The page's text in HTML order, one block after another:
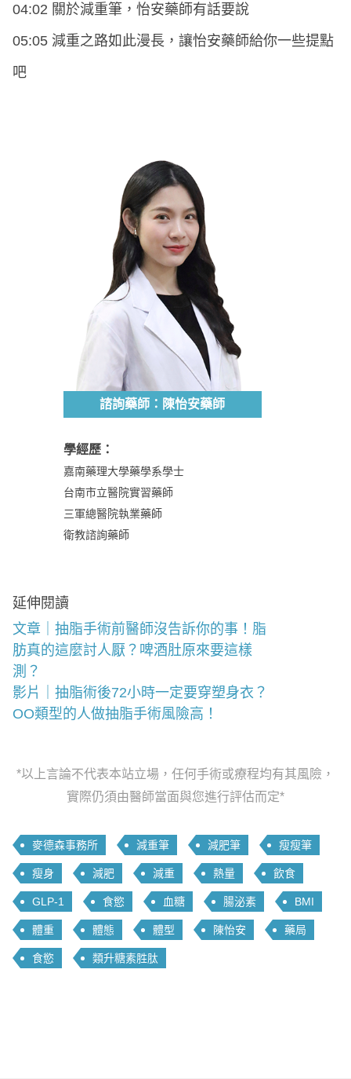
04:02 關於減重筆，怡安藥師有話要說
05:05 減重之路如此漫長，讓怡安藥師給你一些提點
吧
諮詢藥師：陳怡安藥師
學經歷：
嘉南藥理大學藥學系學士
台南市立醫院實習藥師
三軍總醫院執業藥師
衛教諮詢藥師
延伸閱讀
文章｜抽脂手術前醫師沒告訴你的事！脂
肪真的這麼討人厭？啤酒肚原來要這樣
測？
影片｜抽脂術後72小時一定要穿塑身衣？
OO類型的人做抽脂手術風險高！
*以上言論不代表本站立場，任何手術或療程均有其風險，
實際仍須由醫師當面與您進行評估而定*
麥德森事務所 減重筆 減肥筆 瘦瘦筆
瘦身 減肥 減重 熱量 飲食
GLP-1 食慾 血糖 腸泌素 BMI
體重 體態 體型 陳怡安 藥局
食慾 類升糖素胜肽